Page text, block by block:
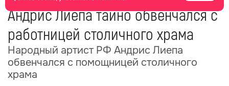
18 ноября 2025 13:25
Андрис Лиепа тайно обвенчался с
работницей столичного храма
Народный артист РФ Андрис Лиепа
обвенчался с помощницей столичного
храма